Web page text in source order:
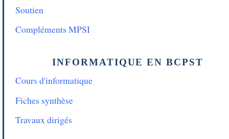
Soutien
Compléments MPSI
INFORMATIQUE EN BCPST
Cours d'informatique
Fiches synthèse
Travaux dirigés